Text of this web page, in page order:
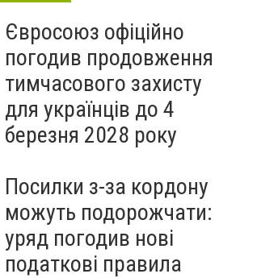
Євросоюз офіційно
погодив продовження
тимчасового захисту
для українців до 4
березня 2028 року
Посилки з-за кордону
можуть подорожчати:
уряд погодив нові
податкові правила